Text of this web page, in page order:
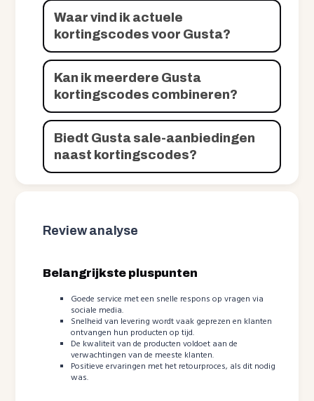
Waar vind ik actuele
kortingscodes voor Gusta?
Kan ik meerdere Gusta
kortingscodes combineren?
Biedt Gusta sale-aanbiedingen
naast kortingscodes?
Review analyse
Belangrijkste pluspunten
Goede service met een snelle respons op vragen via
sociale media.
Snelheid van levering wordt vaak geprezen en klanten
ontvangen hun producten op tijd.
De kwaliteit van de producten voldoet aan de
verwachtingen van de meeste klanten.
Positieve ervaringen met het retourproces, als dit nodig
was.